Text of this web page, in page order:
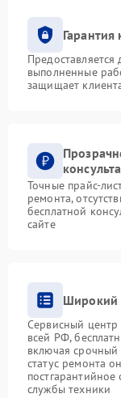
Гарантия
выполненные
защищает
Точные прайс-
ремонта,
бесплатной
сайте
Широкий
Сервисный центр
всей РФ,
включая срочный
статус ремонта
службы техники